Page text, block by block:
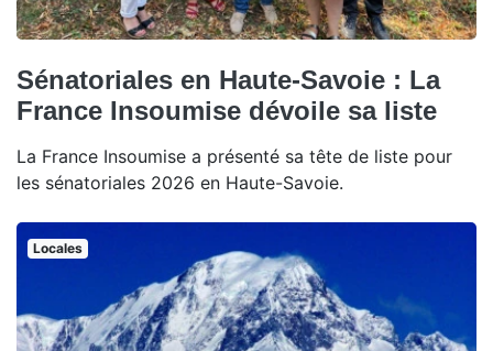
Sénatoriales en Haute-Savoie : La
France Insoumise dévoile sa liste
La France Insoumise a présenté sa tête de liste pour
les sénatoriales 2026 en Haute-Savoie.
Locales